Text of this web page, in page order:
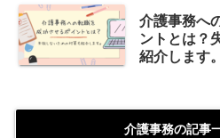
介護事務へ
ントとは？
紹介します。
介護事務の記事